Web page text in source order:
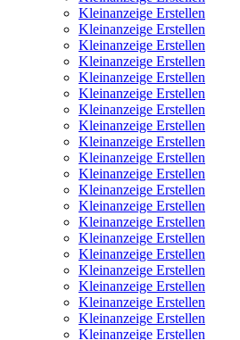
Kleinanzeige Erstellen
Kleinanzeige Erstellen
Kleinanzeige Erstellen
Kleinanzeige Erstellen
Kleinanzeige Erstellen
Kleinanzeige Erstellen
Kleinanzeige Erstellen
Kleinanzeige Erstellen
Kleinanzeige Erstellen
Kleinanzeige Erstellen
Kleinanzeige Erstellen
Kleinanzeige Erstellen
Kleinanzeige Erstellen
Kleinanzeige Erstellen
Kleinanzeige Erstellen
Kleinanzeige Erstellen
Kleinanzeige Erstellen
Kleinanzeige Erstellen
Kleinanzeige Erstellen
Kleinanzeige Erstellen
Kleinanzeige Erstellen